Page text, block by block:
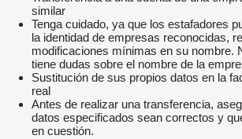
similar
Tenga cuidado, ya que los estafadores
la identidad de empresas reconocidas,
modificaciones mínimas en su nombre.
tiene dudas sobre el nombre de la
Sustitución de sus propios datos en la
real
Antes de realizar una transferencia,
datos especificados sean correctos y
en cuestión.